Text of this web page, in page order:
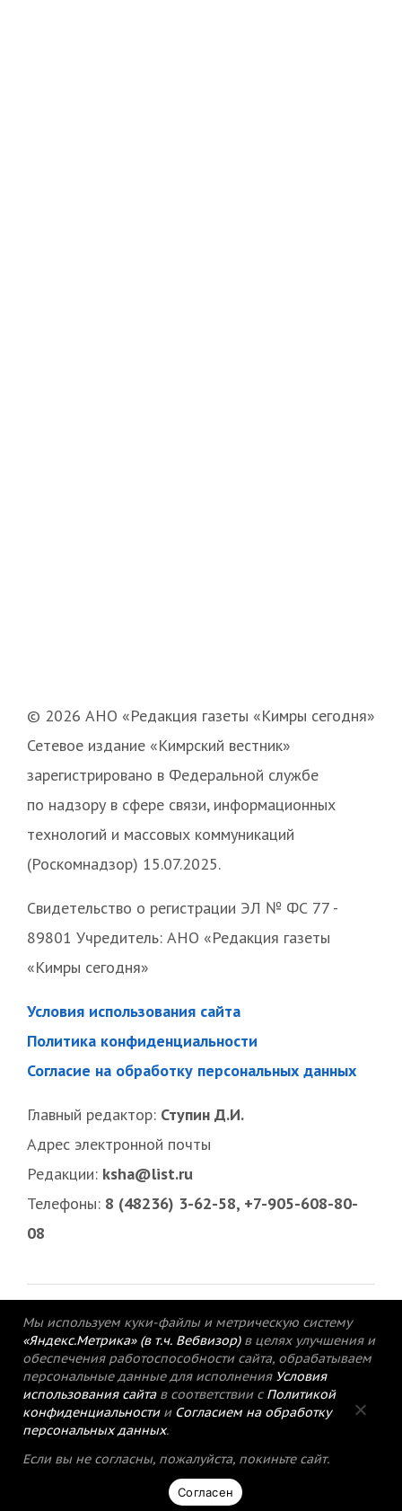
© 2026 АНО «Редакция газеты «Кимры сегодня»
Сетевое издание «Кимрский вестник»
зарегистрировано в Федеральной службе
по надзору в сфере связи, информационных
технологий и массовых коммуникаций
(Роскомнадзор) 15.07.2025.
Свидетельство о регистрации ЭЛ № ФС 77 -
89801 Учредитель: АНО «Редакция газеты
«Кимры сегодня»
Условия использования сайта
Политика конфиденциальности
Согласие на обработку персональных данных
Главный редактор: Ступин Д.И.
Адрес электронной почты
Редакции: ksha@list.ru
Телефоны: 8 (48236) 3-62-58, +7-905-608-80-
08
© 2015-2021 Редакция газеты «Кимрский
вестник».
Политика конфиденциальности
Мы используем куки-файлы и метрическую систему
«Яндекс.Метрика» (в т.ч. Вебвизор) в целях улучшения и
обеспечения работоспособности сайта, обрабатываем
персональные данные для исполнения Условия
использования сайтав соответствии с Политикой
конфиденциальностии Согласием на обработку
персональных данных.
Если вы не согласны, пожалуйста, покиньте сайт.
Согласен